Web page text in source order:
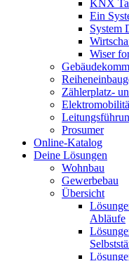
KNX
Ein
System
Wiser
Zählerplatz-
Prosumer
Online-Katalog
Deine Lösungen
Wohnbau
Gewerbebau
Übersicht
Abläufe